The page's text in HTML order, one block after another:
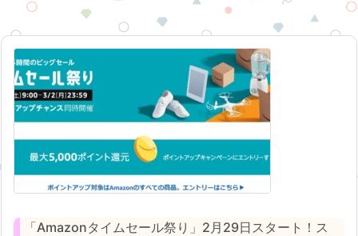
「Amazonタイムセール祭り」2月29日スタート！ス